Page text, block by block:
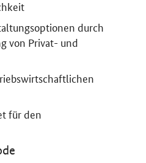
durch
von Privat- und
für den